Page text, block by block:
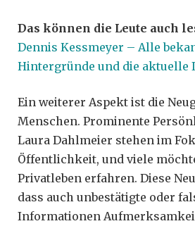
Das können die Leute auch
Dennis Kessmeyer – Alle
Hintergründe und die aktuelle
Ein weiterer Aspekt ist die
Menschen. Prominente
Laura Dahlmeier stehen im
Öffentlichkeit, und viele
Privatleben erfahren. Diese
dass auch unbestätigte oder
Informationen